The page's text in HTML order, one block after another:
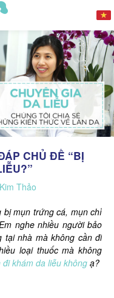
CHỦ ĐỀ “BỊ
Thảo
bị mụn trứng cá, mụn chỉ
nghe nhiều người bảo
nhà mà không cần đi
loại thuốc mà không
khám da liễu không ạ?